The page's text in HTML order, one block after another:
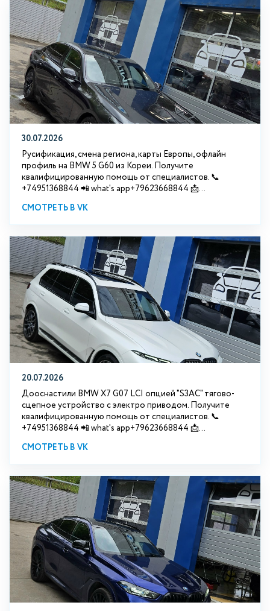
30.07.2026
Русификация, смена региона, карты Европы, офлайн
профиль на BMW 5 G60 из Кореи. Получите
квалифицированную помощь от специалистов. 📞
+74951368844 📲 what's app+79623668844 📩...
СМОТРЕТЬ В VK
20.07.2026
Дооснастили BMW Х7 G07 LCI опцией "S3АС" тягово-
сцепное устройство с электро приводом. Получите
квалифицированную помощь от специалистов. 📞
+74951368844 📲 what's app+79623668844 📩...
СМОТРЕТЬ В VK